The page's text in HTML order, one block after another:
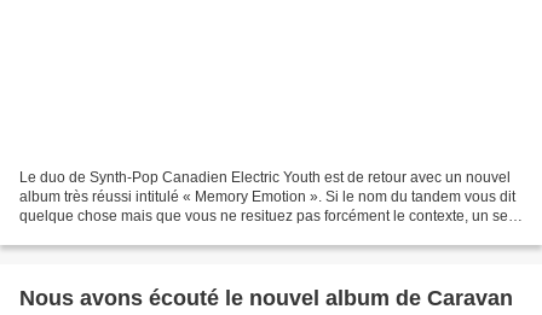
Le duo de Synth-Pop Canadien Electric Youth est de retour avec un nouvel
album très réussi intitulé « Memory Emotion ». Si le nom du tandem vous dit
quelque chose mais que vous ne resituez pas forcément le contexte, un seul
Nous avons écouté le nouvel album de Caravan